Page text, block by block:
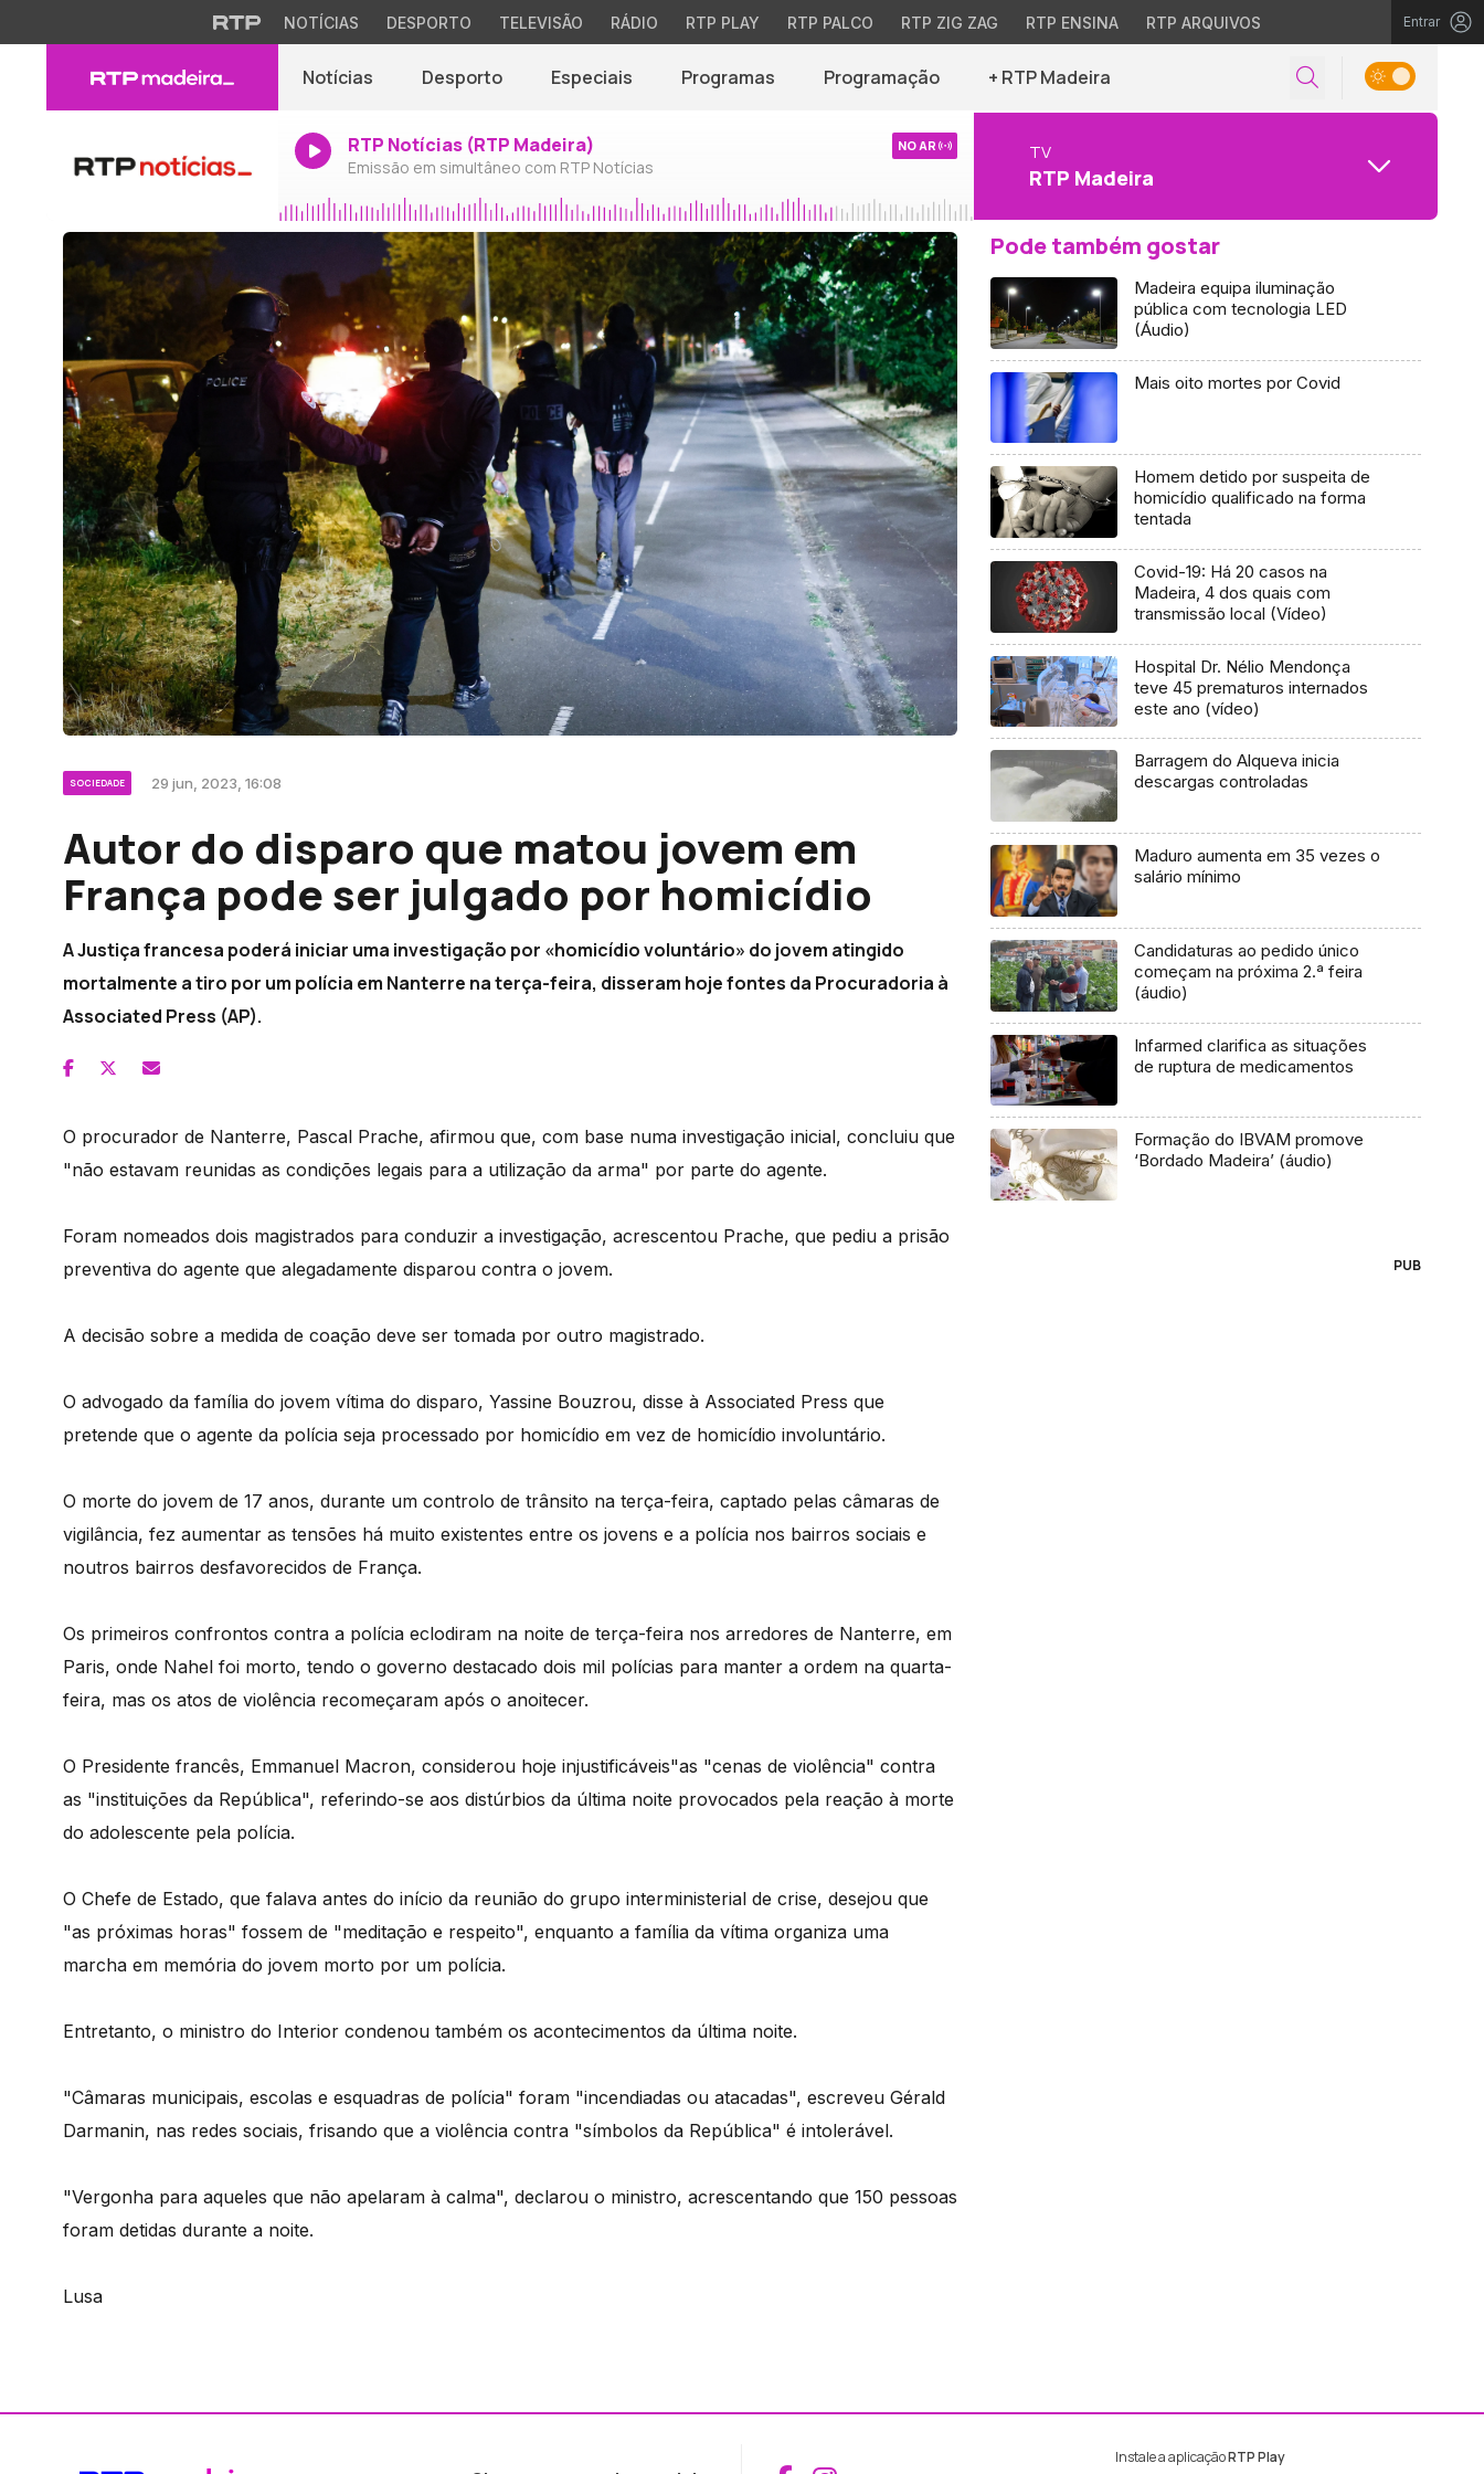
NOTÍCIAS DESPORTO TELEVISÃO RÁDIO RTP PLAY RTP PALCO RTP ZIG ZAG RTP ENSINA RTP ARQUIVOS Entrar
Notícias Desporto Especiais Programas Programação + RTP Madeira
RTP Notícias (RTP Madeira)
Emissão em simultâneo com RTP Notícias
NO AR TV
RTP Madeira
SOCIEDADE 29 jun, 2023, 16:08
Autor do disparo que matou jovem em
França pode ser julgado por homicídio
A Justiça francesa poderá iniciar uma investigação por «homicídio voluntário» do jovem atingido
mortalmente a tiro por um polícia em Nanterre na terça-feira, disseram hoje fontes da Procuradoria à
Associated Press (AP).
O procurador de Nanterre, Pascal Prache, afirmou que, com base numa investigação inicial, concluiu que
"não estavam reunidas as condições legais para a utilização da arma" por parte do agente.
Foram nomeados dois magistrados para conduzir a investigação, acrescentou Prache, que pediu a prisão
preventiva do agente que alegadamente disparou contra o jovem.
A decisão sobre a medida de coação deve ser tomada por outro magistrado.
O advogado da família do jovem vítima do disparo, Yassine Bouzrou, disse à Associated Press que
pretende que o agente da polícia seja processado por homicídio em vez de homicídio involuntário.
O morte do jovem de 17 anos, durante um controlo de trânsito na terça-feira, captado pelas câmaras de
vigilância, fez aumentar as tensões há muito existentes entre os jovens e a polícia nos bairros sociais e
noutros bairros desfavorecidos de França.
Os primeiros confrontos contra a polícia eclodiram na noite de terça-feira nos arredores de Nanterre, em
Paris, onde Nahel foi morto, tendo o governo destacado dois mil polícias para manter a ordem na quarta-
feira, mas os atos de violência recomeçaram após o anoitecer.
O Presidente francês, Emmanuel Macron, considerou hoje injustificáveis"as "cenas de violência" contra
as "instituições da República", referindo-se aos distúrbios da última noite provocados pela reação à morte
do adolescente pela polícia.
O Chefe de Estado, que falava antes do início da reunião do grupo interministerial de crise, desejou que
"as próximas horas" fossem de "meditação e respeito", enquanto a família da vítima organiza uma
marcha em memória do jovem morto por um polícia.
Entretanto, o ministro do Interior condenou também os acontecimentos da última noite.
"Câmaras municipais, escolas e esquadras de polícia" foram "incendiadas ou atacadas", escreveu Gérald
Darmanin, nas redes sociais, frisando que a violência contra "símbolos da República" é intolerável.
"Vergonha para aqueles que não apelaram à calma", declarou o ministro, acrescentando que 150 pessoas
foram detidas durante a noite.
Lusa
Pode também gostar
Madeira equipa iluminação
pública com tecnologia LED
(Áudio)
Mais oito mortes por Covid
Homem detido por suspeita de
homicídio qualificado na forma
tentada
Covid-19: Há 20 casos na
Madeira, 4 dos quais com
transmissão local (Vídeo)
Hospital Dr. Nélio Mendonça
teve 45 prematuros internados
este ano (vídeo)
Barragem do Alqueva inicia
descargas controladas
Maduro aumenta em 35 vezes o
salário mínimo
Candidaturas ao pedido único
começam na próxima 2.ª feira
(áudio)
Infarmed clarifica as situações
de ruptura de medicamentos
Formação do IBVAM promove
‘Bordado Madeira’ (áudio)
PUB
Instale a aplicaçãoRTP Play